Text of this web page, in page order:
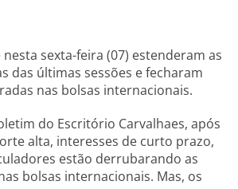
sexta-feira (07) estenderam as
das últimas sessões e fecharam
nas bolsas internacionais.
do Escritório Carvalhaes, após
alta, interesses de curto prazo,
estão derrubarando as
bolsas internacionais. Mas, os